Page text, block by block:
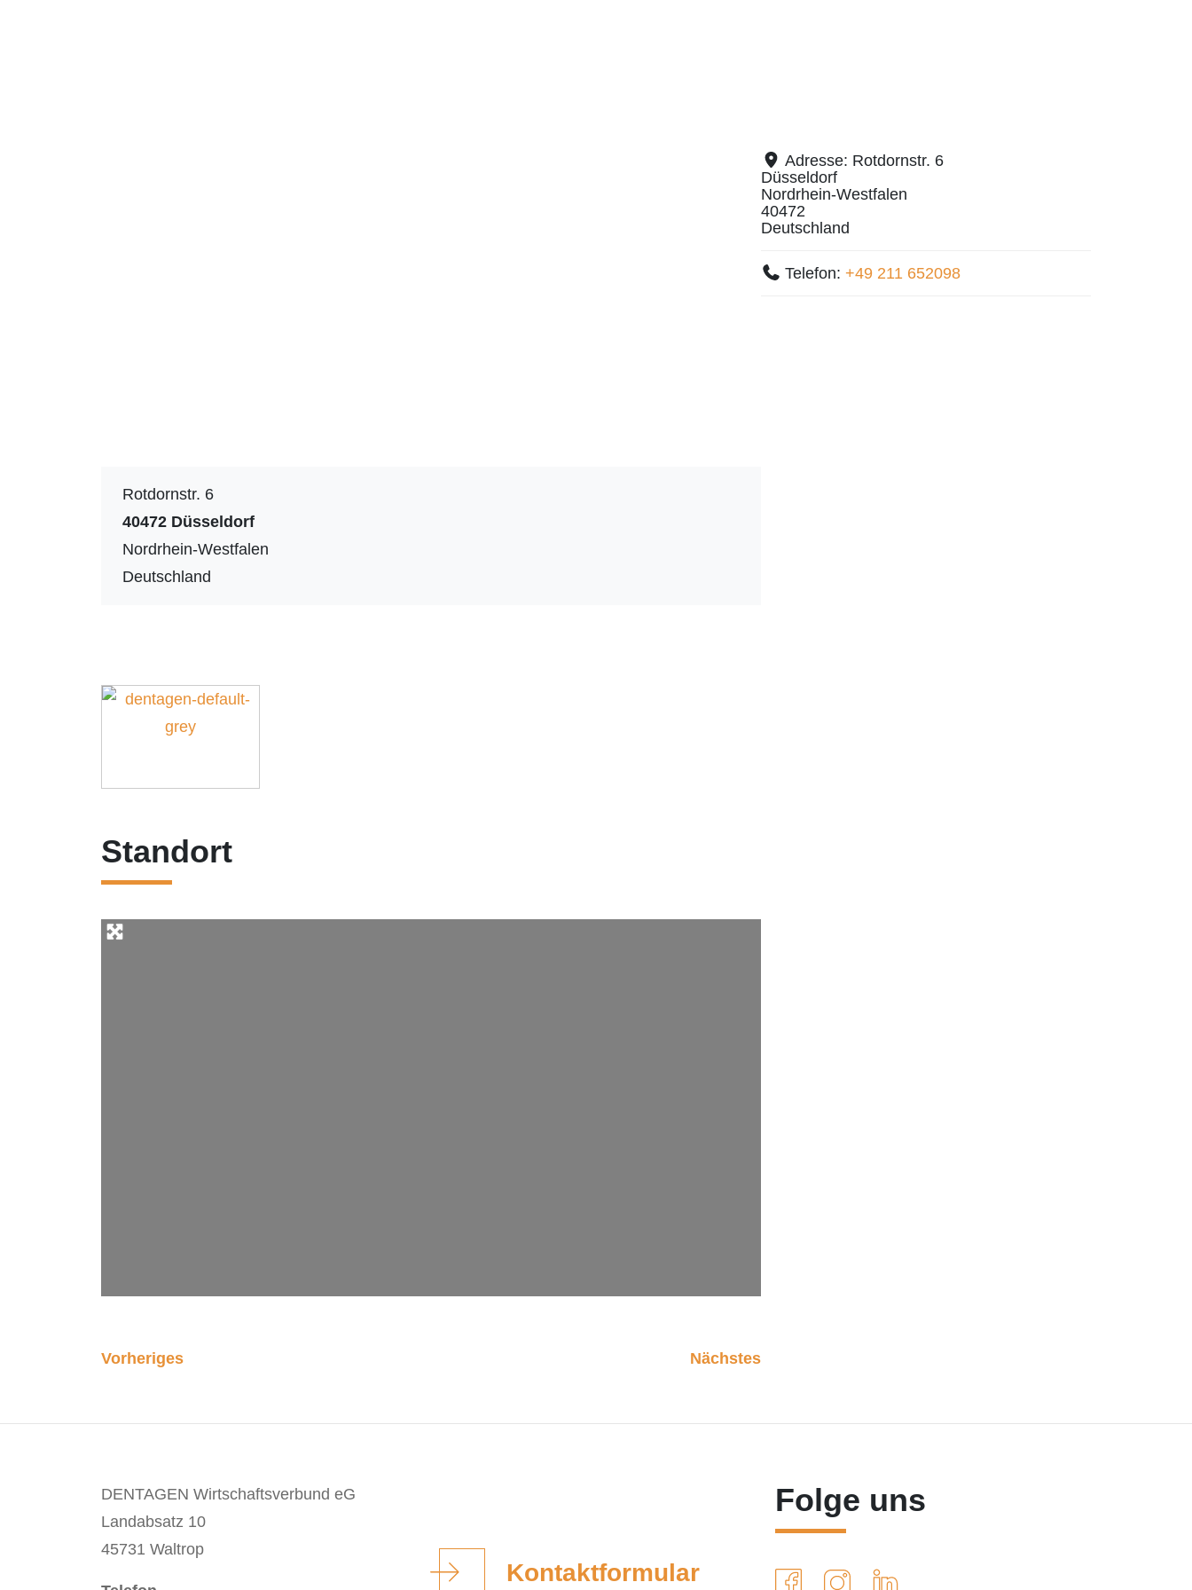
Rotdornstr. 6
40472 Düsseldorf
Nordrhein-Westfalen
Deutschland
Standort
Vorheriges Nächstes
Adresse: Rotdornstr. 6
Düsseldorf
Nordrhein-Westfalen
40472
Deutschland
Telefon: +49 211 652098
DENTAGEN Wirtschaftsverbund eG
Landabsatz 10
45731 Waltrop
Kontaktformular
Folge uns